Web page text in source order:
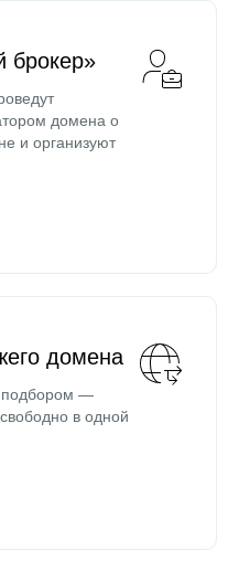
брокер»
домена о
и организуют
домена
подбором —
в одной